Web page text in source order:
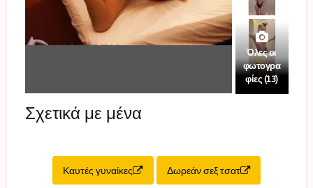
Όλες οι
φωτογρα
φίες (13)
Σχετικά με μένα
Καυτές γυναίκες Δωρεάν σεξ τσατ